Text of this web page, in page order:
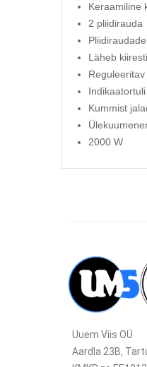
Keraamiline
2 pliidirauda
Läheb
Kummist
2000 W
Uuem Viis OÜ
Aardla 23B,